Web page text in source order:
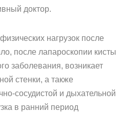
доктор.
нагрузок после
после лапароскопии кисты
заболевания, возникает
стенки, а также
сосудистой и дыхательной
в ранний период